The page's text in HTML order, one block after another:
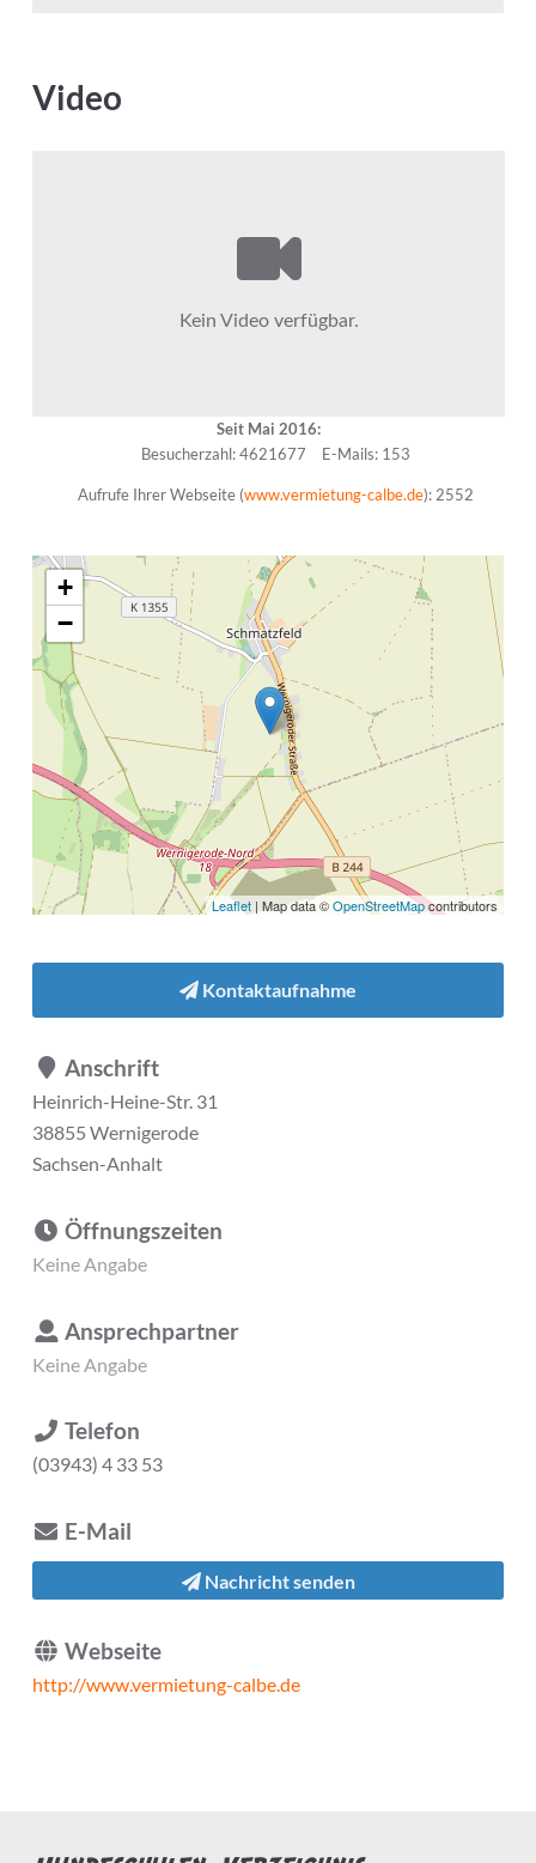
Video
Seit Mai 2016:
Besucherzahl: 4621677
E-Mails: 153
Aufrufe Ihrer Webseite (www.vermietung-calbe.de): 2552
+
−
Leaflet | Map data ©OpenStreetMapcontributors
Kontaktaufnahme
Anschrift
Heinrich-Heine-Str. 31
38855 Wernigerode
Sachsen-Anhalt
Öffnungszeiten
Keine Angabe
Ansprechpartner
Keine Angabe
Telefon
(03943) 4 33 53
E-Mail
Nachricht senden
Webseite
http://www.vermietung-calbe.de